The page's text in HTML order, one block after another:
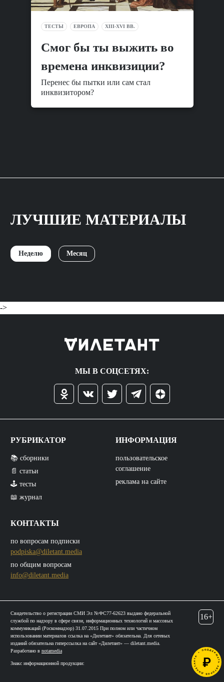
ТЕСТЫ ЕВРОПА XIII-XVI ВВ.
Смог бы ты выжить во
времена инквизиции?
Перенес бы пытки или сам стал
инквизитором?
ЛУЧШИЕ МАТЕРИАЛЫ
Неделю Месяц
->
МЫ В СОЦСЕТЯХ:
РУБРИКАТОР
📚 сборники
📄 статьи
🕹️ тесты
📖 журнал
КОНТАКТЫ
по вопросам подписки
podpiska@diletant.media
по общим вопросам
info@diletant.media
ИНФОРМАЦИЯ
пользовательское
соглашение
реклама на сайте
Свидетельство о регистрации СМИ Эл №ФС77-62623 выдано федеральной
службой по надзору в сфере связи, информационных технологий и массовых
коммуникаций (Роскомнадзор) 31.07.2015 При полном или частичном
использовании материалов ссылка на «Дилетант» обязательна. Для сетевых
изданий обязательна гиперссылка на сайт «Дилетант» — diletant.media.
Разработано в notamedia
Знакс информационной продукции:
16+